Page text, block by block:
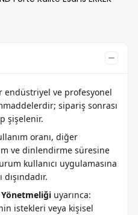
endüstriyel ve profesyonel
sipariş sonrası
şişelenir.
oranı, diğer
ve dinlendirme süresine
kullanıcı uygulamasına
Yönetmeliği uyarınca:
istekleri veya kişisel